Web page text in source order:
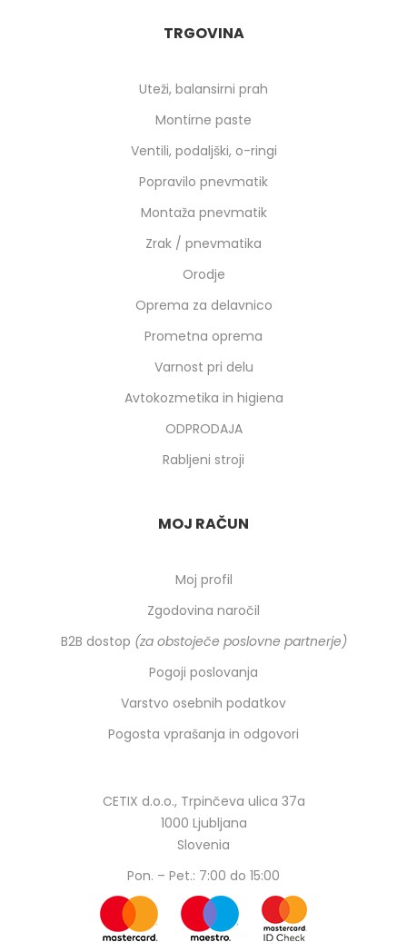
TRGOVINA
Uteži, balansirni prah
Montirne paste
Ventili, podaljški, o-ringi
Popravilo pnevmatik
Montaža pnevmatik
Zrak / pnevmatika
Orodje
Oprema za delavnico
Prometna oprema
Varnost pri delu
Avtokozmetika in higiena
ODPRODAJA
Rabljeni stroji
MOJ RAČUN
Moj profil
Zgodovina naročil
B2B dostop (za obstoječe poslovne partnerje)
Pogoji poslovanja
Varstvo osebnih podatkov
Pogosta vprašanja in odgovori
CETIX d.o.o., Trpinčeva ulica 37a
1000 Ljubljana
Slovenia
Pon. – Pet.: 7:00 do 15:00